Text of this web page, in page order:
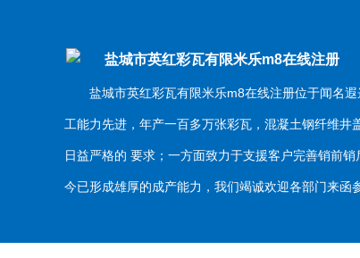
盐城市英红彩瓦有限米乐m8在线注册
盐城市英红彩瓦有限米乐m8在线注册位于闻名遐
工能力先进，年产一百多万张彩瓦，混凝土钢纤维
日益严格的 要求；一方面致力于支援客户完善销
今已形成雄厚的成产能力，我们竭诚欢迎各部门来